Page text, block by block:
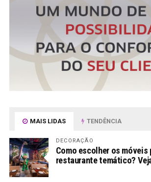
MAIS LIDAS TENDÊNCIA
DECORAÇÃO
Como escolher os móveis
restaurante temático?